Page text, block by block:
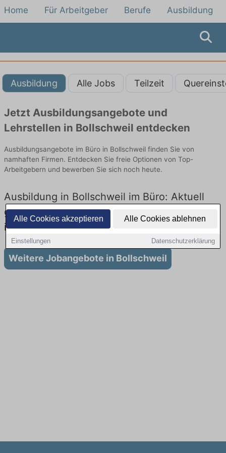
Alle Cookies akzeptieren Alle Cookies ablehnen
Einstellungen Datenschutzerklärung
Home Für Arbeitgeber Berufe Ausbildung
Ausbildung Alle Jobs Teilzeit
Jetzt Ausbildungsangebote und
Lehrstellen in Bollschweil entdecken
Ausbildungsangebote im Büro in Bollschweil finden Sie von
namhaften Firmen. Entdecken Sie freie Optionen von Top-
Arbeitgebern und bewerben Sie sich noch heute.
Ausbildung in Bollschweil im Büro: Aktuell
gibt es keine Stellenangebote für Ausbildung
in Bollschweil
Weitere Jobangebote in Bollschweil